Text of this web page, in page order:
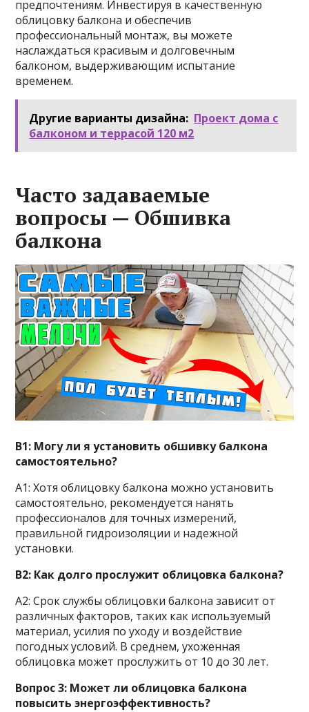
предпочтениям. Инвестируя в качественную
облицовку балкона и обеспечив
профессиональный монтаж, вы можете
наслаждаться красивым и долговечным
балконом, выдерживающим испытание
временем.
Другие варианты дизайна: Проект дома с
балконом и террасой 120 м2
Часто задаваемые
вопросы — Обшивка
балкона
В1: Могу ли я установить обшивку балкона
самостоятельно?
A1: Хотя облицовку балкона можно установить
самостоятельно, рекомендуется нанять
профессионалов для точных измерений,
правильной гидроизоляции и надежной
установки.
В2: Как долго прослужит облицовка балкона?
A2: Срок службы облицовки балкона зависит от
различных факторов, таких как используемый
материал, усилия по уходу и воздействие
погодных условий. В среднем, ухоженная
облицовка может прослужить от 10 до 30 лет.
Вопрос 3: Может ли облицовка балкона
повысить энергоэффективность?